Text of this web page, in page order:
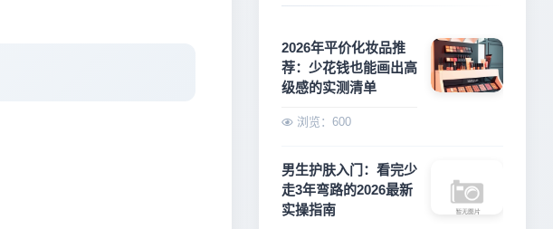
2026年平价化妆品推
荐：少花钱也能画出高
级感的实测清单
浏览：600
男生护肤入门：看完少
走3年弯路的2026最新
实操指南